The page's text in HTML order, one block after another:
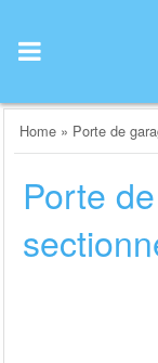
content
Home » Porte de
Porte